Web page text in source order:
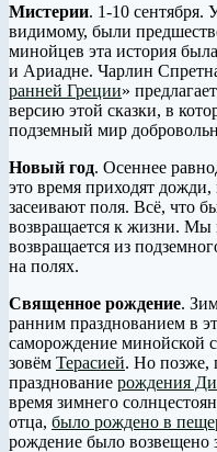
Мистерии. 1-10 сентября.
видимому, были
минойцев эта история
и Ариадне. Чарлин
ранней Греции»
версию этой сказки, в
подземный мир
Новый год. Осеннее
это время приходят
засеивают поля. Всё, что
возвращается к жизни. Мы
возвращается из
на полях.
Священное рождение.
ранним празднованием в
саморождение минойской
зовём Терасией. Но позже,
празднование рождения
время зимнего
отца, было рождено в
рождение было возвещено